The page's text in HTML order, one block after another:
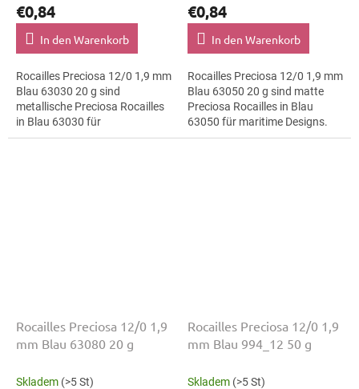
€0,84
In den Warenkorb
Rocailles Preciosa 12/0 1,9 mm
Blau 63030 20 g sind
metallische Preciosa Rocailles
in Blau 63030 für
Perlenstickerei. Die Größe 12/0
€0,84
In den Warenkorb
Rocailles Preciosa 12/0 1,9 mm
Blau 63050 20 g sind matte
Preciosa Rocailles in Blau
63050 für maritime Designs.
Die Größe 12/0 mit 1,9 mm
Rocailles Preciosa 12/0 1,9
mm Blau 63080 20 g
Skladem (>5 St)
Rocailles Preciosa 12/0 1,9
mm Blau 994_12 50 g
Skladem (>5 St)